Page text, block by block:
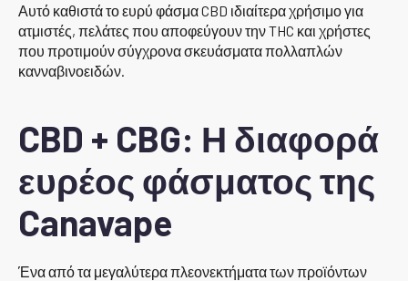
Αυτό καθιστά το ευρύ φάσμα CBD ιδιαίτερα χρήσιμο για
ατμιστές, πελάτες που αποφεύγουν την THC και χρήστες
που προτιμούν σύγχρονα σκευάσματα πολλαπλών
κανναβινοειδών.
CBD + CBG: Η διαφορά
ευρέος φάσματος της
Canavape
Ένα από τα μεγαλύτερα πλεονεκτήματα των προϊόντων